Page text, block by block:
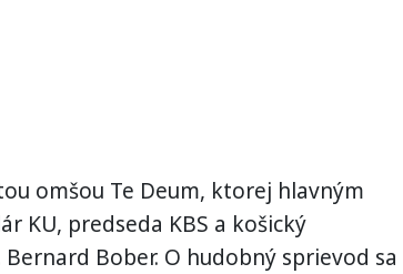
omšou Te Deum, ktorej hlavným
KU, predseda KBS a košický
Bober. O hudobný sprievod sa